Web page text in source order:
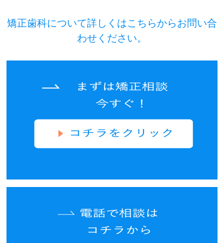
矯正歯科について詳しくはこちらからお問い合
わせください。